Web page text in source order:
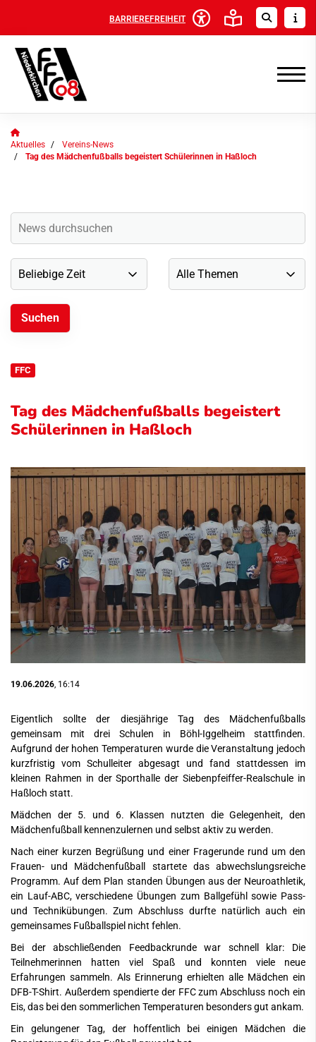
BARRIEREFREIHEIT
Aktuelles
Vereins-News
Tag des Mädchenfußballs begeistert Schülerinnen in Haßloch
FFC
Tag des Mädchenfußballs begeistert
Schülerinnen in Haßloch
19.06.2026, 16:14
Eigentlich sollte der diesjährige Tag des Mädchenfußballs
gemeinsam mit drei Schulen in Böhl-Iggelheim stattfinden.
Aufgrund der hohen Temperaturen wurde die Veranstaltung jedoch
kurzfristig vom Schulleiter abgesagt und fand stattdessen im
kleinen Rahmen in der Sporthalle der Siebenpfeiffer-Realschule in
Haßloch statt.
Mädchen der 5. und 6. Klassen nutzten die Gelegenheit, den
Mädchenfußball kennenzulernen und selbst aktiv zu werden.
Nach einer kurzen Begrüßung und einer Fragerunde rund um den
Frauen- und Mädchenfußball startete das abwechslungsreiche
Programm. Auf dem Plan standen Übungen aus der Neuroathletik,
ein Lauf-ABC, verschiedene Übungen zum Ballgefühl sowie Pass-
und Technikübungen. Zum Abschluss durfte natürlich auch ein
gemeinsames Fußballspiel nicht fehlen.
Bei der abschließenden Feedbackrunde war schnell klar: Die
Teilnehmerinnen hatten viel Spaß und konnten viele neue
Erfahrungen sammeln. Als Erinnerung erhielten alle Mädchen ein
DFB-T-Shirt. Außerdem spendierte der FFC zum Abschluss noch ein
Eis, das bei den sommerlichen Temperaturen besonders gut ankam.
Ein gelungener Tag, der hoffentlich bei einigen Mädchen die